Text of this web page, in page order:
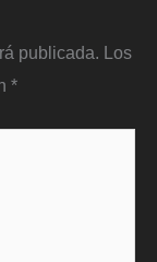
publicada. Los
*